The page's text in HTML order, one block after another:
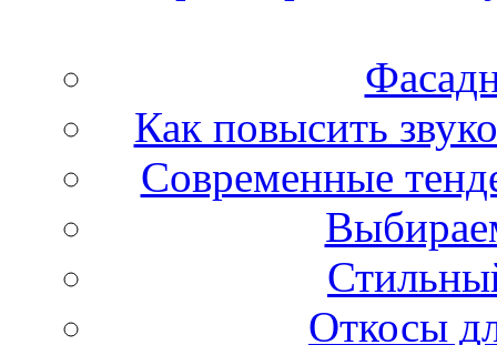
Как повысить
Современные
Откосы